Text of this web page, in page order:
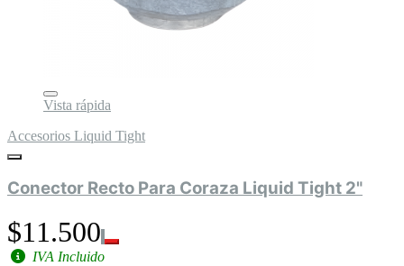
Vista rápida
Accesorios Liquid Tight
Conector Recto Para Coraza Liquid Tight 2"
$11.500
IVA Incluido